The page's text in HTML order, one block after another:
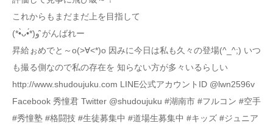
これからもまだまだ上を目指して
(*•̀ᴗ•́*)و ̑̑がんばれー
昇給ぉめでと～o(>∀<*)o 因みに今日は私も久々の登場(^_^;) いつ
も撮る側なので私の存在を 知らない方が多々いるらしい
http://www.shudoujuku.com LINE公式アカウントID @lwn2596v
Facebook 秀憧君 Twitter @shudoujuku #湖南市 #フルコン #空手
#秀憧塾 #格闘技 #生徒募集中 #道場生募集中 #キッズ #ジュニア